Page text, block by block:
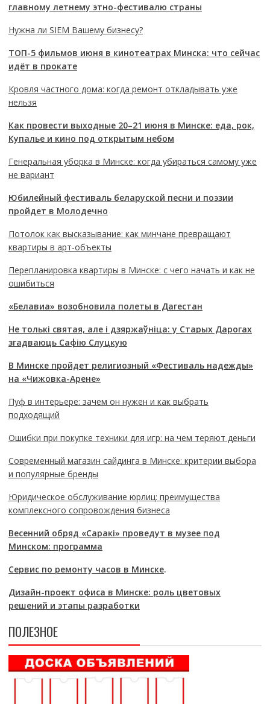
главному летнему этно-фестивалю страны
Нужна ли SIEM Вашему бизнесу?
ТОП-5 фильмов июня в кинотеатрах Минска: что сейчас
идёт в прокате
Кровля частного дома: когда ремонт откладывать уже
нельзя
Как провести выходные 20–21 июня в Минске: еда, рок,
Купалье и кино под открытым небом
Генеральная уборка в Минске: когда убираться самому уже
не вариант
Юбилейный фестиваль беларуской песни и поэзии
пройдет в Молодечно
Потолок как высказывание: как минчане превращают
квартиры в арт-объекты
Перепланировка квартиры в Минске: с чего начать и как не
ошибиться
«Белавиа» возобновила полеты в Дагестан
Не толькі святая, але і дзяржаўніца: у Старых Дарогах
згадваюць Сафію Слуцкую
В Минске пройдет религиозный «Фестиваль надежды»
на «Чижовка-Арене»
Пуф в интерьере: зачем он нужен и как выбрать
подходящий
Ошибки при покупке техники для игр: на чем теряют деньги
Современный магазин сайдинга в Минске: критерии выбора
и популярные бренды
Юридическое обслуживание юрлиц: преимущества
комплексного сопровождения бизнеса
Весенний обряд «Саракі» проведут в музее под
Минском: программа
Сервис по ремонту часов в Минске.
Дизайн-проект офиса в Минске: роль цветовых
решений и этапы разработки
ПОЛЕЗНОЕ